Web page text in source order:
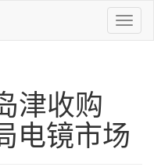
津收购
电镜市场